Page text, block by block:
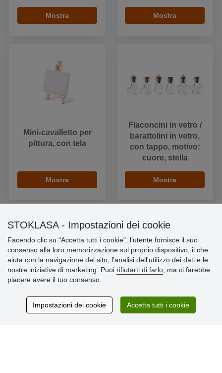
Mostra Mostra
Mini-cavalletto per
pittura, con tela
Mostra
Flaconcini in vetro /
barattolini in vetro,
con tappo, motivo:
cuore, stella
Mostra
Informazioni importanti
» Impostazioni dei cookie
» Termini & Condizioni
» Informativa sulla Privacy
» Garanzia e resi
» Programma fedeltà
STOKLASA - Impostazioni dei cookie
Facendo clic su "Accetta tutti i cookie", l’utente fornisce il suo
consenso alla loro memorizzazione sul proprio dispositivo, il che
aiuta con la navigazione del sito, l'analisi dell'utilizzo dei dati e le
nostre iniziative di marketing. Puoi rifiutarti di farlo , ma ci farebbe
piacere avere il tuo consenso.
Impostazioni dei cookie Accetta tutti i cookie